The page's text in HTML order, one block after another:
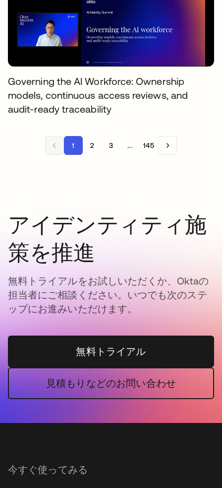
Governing the AI Workforce: Ownership
models, continuous access reviews, and
audit-ready traceability
1 2 3 ... 145
アイデンティティ施
策を推進
無料トライアルをお試しいただくか、Oktaの
担当者にご相談ください。いつでも次のステ
ップにお進みいただけます。
無料トライアル
見積もりなどのお問い合わせ
今すぐ使ってみる